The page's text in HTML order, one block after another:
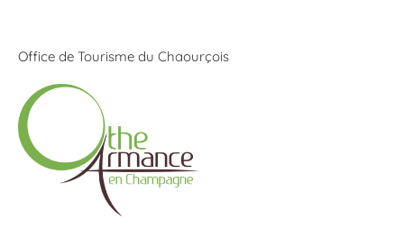
Office de Tourisme du Chaourçois